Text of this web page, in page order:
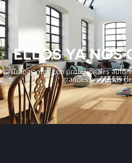
ELLOS YA NOS
Trabajamos con profesionales
grandes empresas